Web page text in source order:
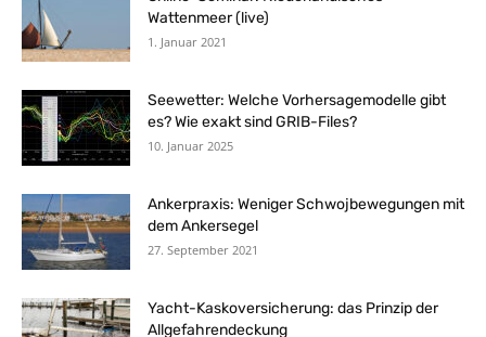
Wattenmeer (live)
1. Januar 2021
Seewetter: Welche Vorhersagemodelle gibt
es? Wie exakt sind GRIB-Files?
10. Januar 2025
Ankerpraxis: Weniger Schwojbewegungen mit
dem Ankersegel
27. September 2021
Yacht-Kaskoversicherung: das Prinzip der
Allgefahrendeckung